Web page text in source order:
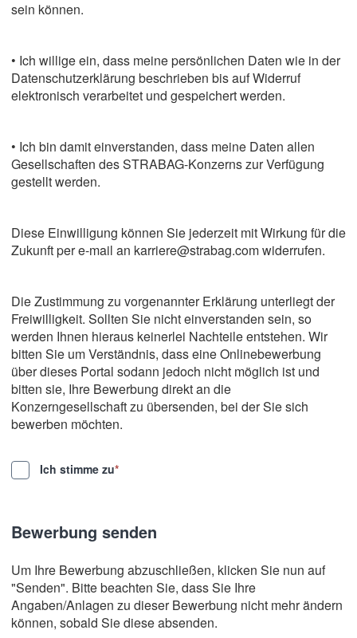
sein können.
• Ich willige ein, dass meine persönlichen Daten wie in der
Datenschutzerklärung beschrieben bis auf Widerruf
elektronisch verarbeitet und gespeichert werden.
• Ich bin damit einverstanden, dass meine Daten allen
Gesellschaften des STRABAG-Konzerns zur Verfügung
gestellt werden.
Diese Einwilligung können Sie jederzeit mit Wirkung für die
Zukunft per e-mail an karriere@strabag.com widerrufen.
Die Zustimmung zu vorgenannter Erklärung unterliegt der
Freiwilligkeit. Sollten Sie nicht einverstanden sein, so
werden Ihnen hieraus keinerlei Nachteile entstehen. Wir
bitten Sie um Verständnis, dass eine Onlinebewerbung
über dieses Portal sodann jedoch nicht möglich ist und
bitten sie, Ihre Bewerbung direkt an die
Konzerngesellschaft zu übersenden, bei der Sie sich
bewerben möchten.
Ich stimme zu*
Bewerbung senden
Um Ihre Bewerbung abzuschließen, klicken Sie nun auf
"Senden". Bitte beachten Sie, dass Sie Ihre
Angaben/Anlagen zu dieser Bewerbung nicht mehr ändern
können, sobald Sie diese absenden.